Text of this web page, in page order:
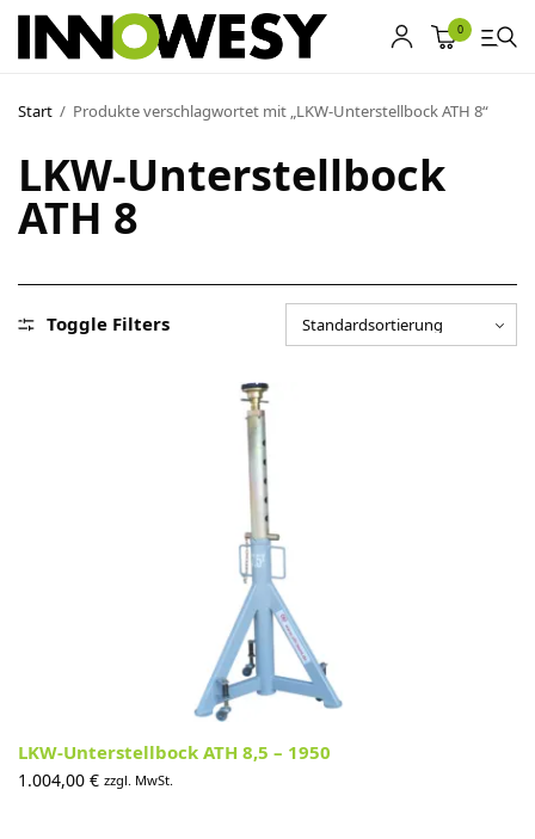
0
Start / Produkte verschlagwortet mit „LKW-Unterstellbock ATH 8“
LKW-Unterstellbock
ATH 8
Toggle Filters
LKW-Unterstellbock ATH 8,5 – 1950
1.004,00 € zzgl. MwSt.
Shop
Gebrauchtmarkt
Sonderposten